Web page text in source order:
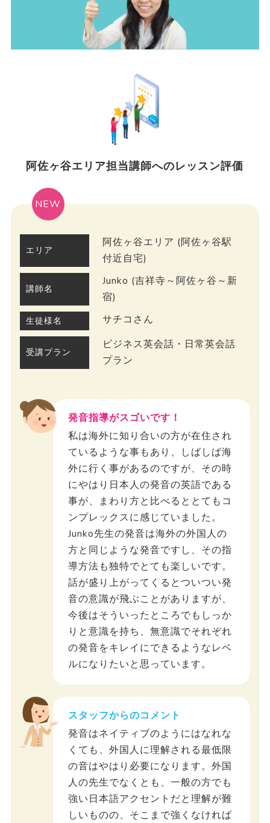
阿佐ヶ谷エリア担当講師へのレッスン評価
NEW
エリア
阿佐ヶ谷エリア (阿佐ヶ谷駅
付近自宅)
講師名
Junko (吉祥寺～阿佐ヶ谷～新
宿)
生徒様名 サチコさん
受講プラン
ビジネス英会話・日常英会話
プラン
発音指導がスゴいです！
私は海外に知り合いの方が在住され
ているような事もあり、しばしば海
外に行く事があるのですが、その時
にやはり日本人の発音の英語である
事が、まわり方と比べるととてもコ
ンプレックスに感じていました。
Junko先生の発音は海外の外国人の
方と同じような発音ですし、その指
導方法も独特でとても楽しいです。
話が盛り上がってくるとついつい発
音の意識が飛ぶことがありますが、
今後はそういったところでもしっか
りと意識を持ち、無意識でそれぞれ
の発音をキレイにできるようなレベ
ルになりたいと思っています。
スタッフからのコメント
発音はネイティブのようにはなれな
くても、外国人に理解される最低限
の音はやはり必要になります。外国
人の先生でなくとも、一般の方でも
強い日本語アクセントだと理解が難
しいものの、そこまで強くなければ